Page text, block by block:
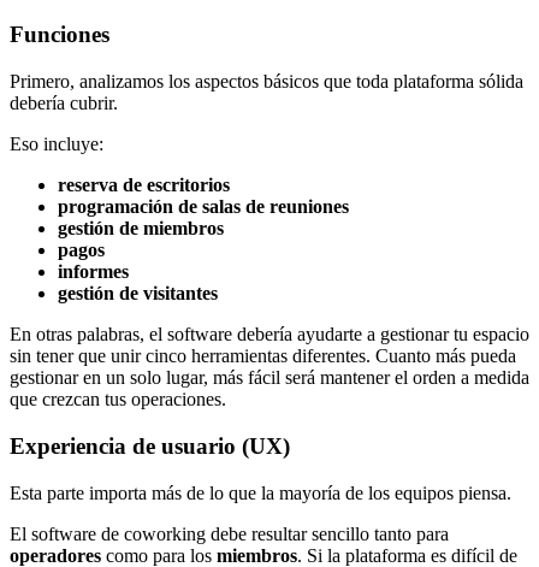
Funciones
Primero, analizamos los aspectos básicos que toda plataforma sólida
debería cubrir.
Eso incluye:
reserva de escritorios
programación de salas de reuniones
gestión de miembros
pagos
informes
gestión de visitantes
En otras palabras, el software debería ayudarte a gestionar tu espacio
sin tener que unir cinco herramientas diferentes. Cuanto más pueda
gestionar en un solo lugar, más fácil será mantener el orden a medida
que crezcan tus operaciones.
Experiencia de usuario (UX)
Esta parte importa más de lo que la mayoría de los equipos piensa.
El software de coworking debe resultar sencillo tanto para
operadores como para los miembros. Si la plataforma es difícil de